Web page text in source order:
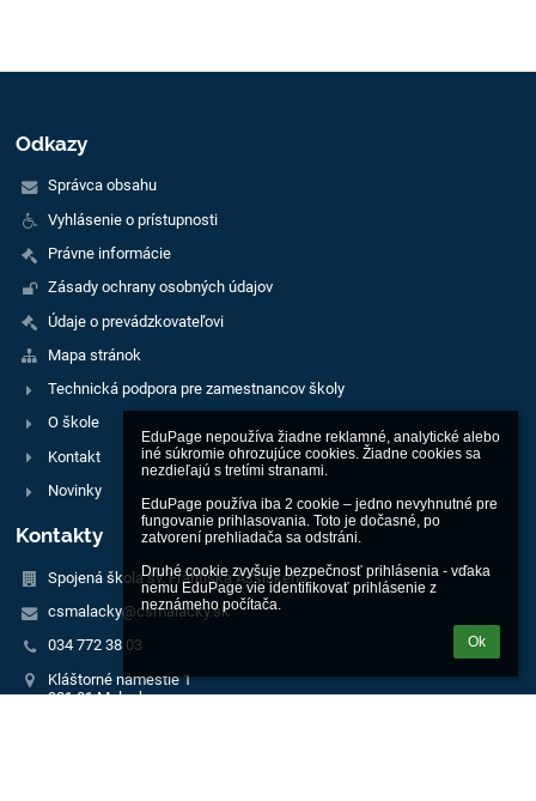
EduPage nepoužíva žiadne reklamné, analytické alebo
iné súkromie ohrozujúce cookies. Žiadne cookies sa
nezdieľajú s tretími stranami.
EduPage používa iba 2 cookie – jedno nevyhnutné pre
fungovanie prihlasovania. Toto je dočasné, po
zatvorení prehliadača sa odstráni.
Druhé cookie zvyšuje bezpečnosť prihlásenia - vďaka
nemu EduPage vie identifikovať prihlásenie z
neznámeho počítača.
Ok
Odkazy
Správca obsahu
Vyhlásenie o prístupnosti
Právne informácie
Zásady ochrany osobných údajov
Údaje o prevádzkovateľovi
Mapa stránok
Technická podpora pre zamestnancov školy
O škole
Kontakt
Novinky
Kontakty
Spojená škola sv. Františka Assiského
csmalacky@csmalacky.sk
034 772 38 03
Kláštorné námestie 1
901 01 Malacky